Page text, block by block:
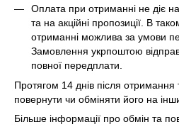
Оплата при отриманні не діє
та на акційні пропозиції. В
отриманні можлива за умови
Замовлення укрпоштою
повної передплати.
Протягом 14 днів після
повернути чи обміняти його на
Більше інформації про обмін та